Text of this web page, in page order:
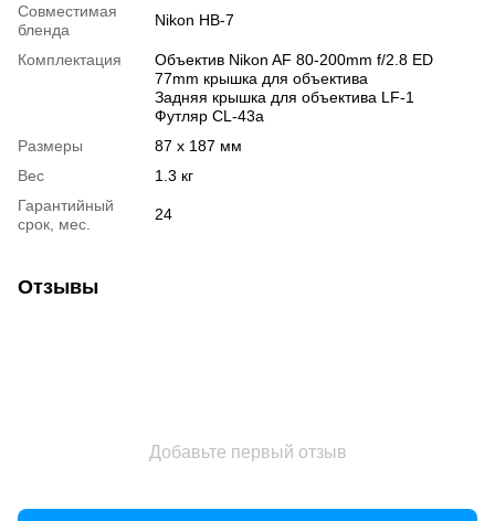
Совместимая
бленда
Nikon HB-7
Комплектация
Объектив Nikon AF 80-200mm f/2.8 ED
77mm крышка для объектива
Задняя крышка для объектива LF-1
Футляр CL-43a
Размеры
87 x 187 мм
Вес
1.3 кг
Гарантийный
срок, мес.
24
Отзывы
Добавьте первый отзыв